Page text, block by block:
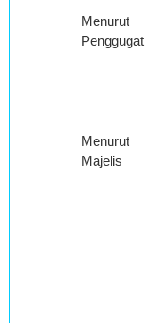
Menurut
Penggugat
Menurut
Majelis